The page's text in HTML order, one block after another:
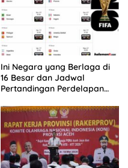
Ini Negara yang Berlaga di
16 Besar dan Jadwal
Pertandingan Perdelapan